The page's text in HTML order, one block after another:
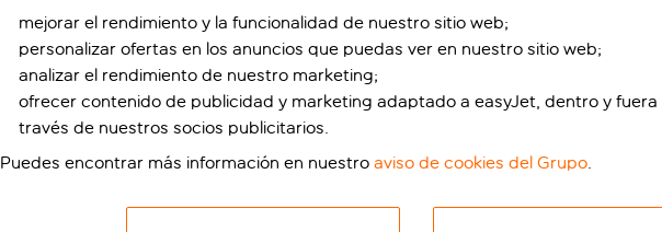
mejorar el rendimiento y la funcionalidad de nuestro sitio web;
personalizar ofertas en los anuncios que puedas ver en nuestro sitio web;
analizar el rendimiento de nuestro marketing;
ofrecer contenido de publicidad y marketing adaptado a easyJet, dentro y
través de nuestros socios publicitarios.
Puedes encontrar más información en nuestro aviso de cookies del Grupo.